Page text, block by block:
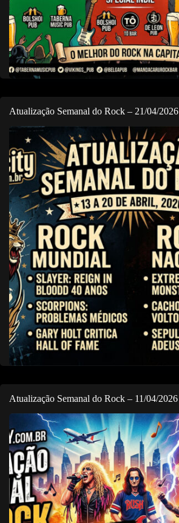
Atualização Semanal do Rock – 21/04/2026
Atualização Semanal do Rock – 11/04/2026